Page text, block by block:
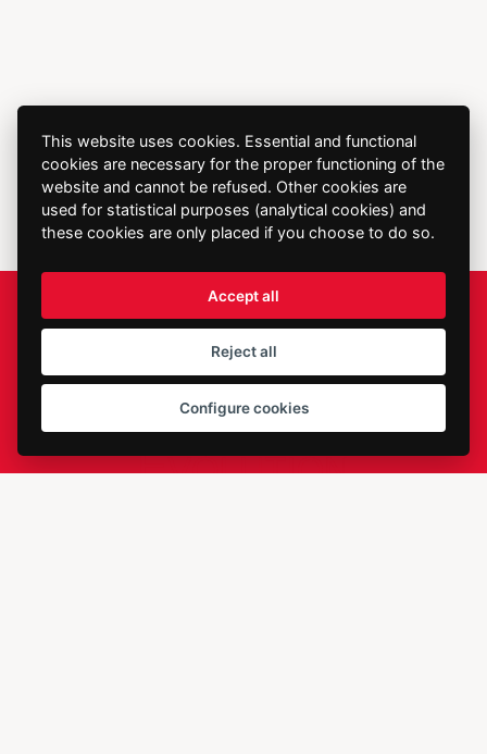
This website uses cookies. Essential and functional
cookies are necessary for the proper functioning of the
website and cannot be refused. Other cookies are
used for statistical purposes (analytical cookies) and
these cookies are only placed if you choose to do so.
Accept all
Reject all
Configure cookies